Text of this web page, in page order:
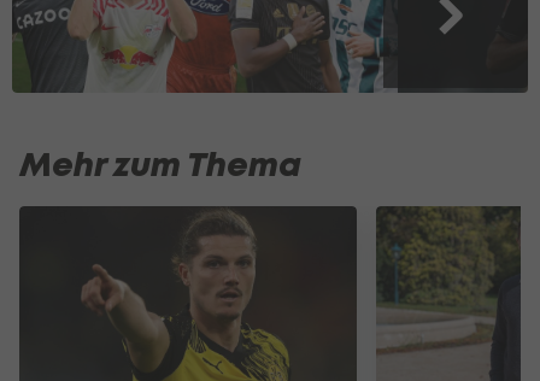
Mehr zum Thema